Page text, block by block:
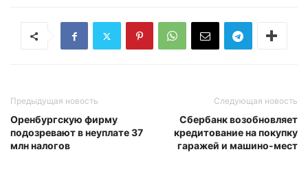
Предыдущая новость
Оренбургскую фирму
подозревают в неуплате 37
млн налогов
Следующая новость
Сбербанк возобновляет
кредитование на покупку
гаражей и машино-мест